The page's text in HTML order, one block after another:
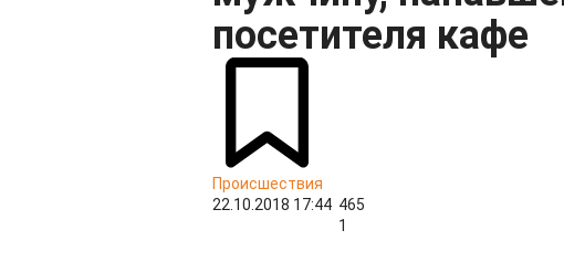
посетителя кафе
Происшествия
22.10.2018 17:44 465
1